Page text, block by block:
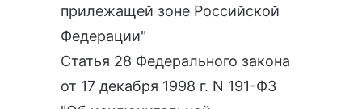
прилежащей зоне Российской
Федерации"
Статья 28 Федерального закона
от 17 декабря 1998 г. N 191-ФЗ